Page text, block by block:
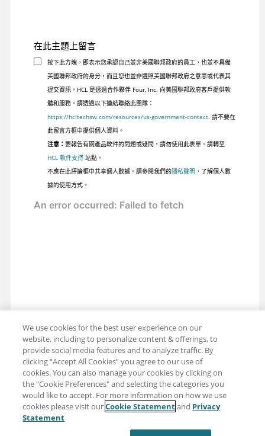
在此主題上留言
按下此方塊，即表示您承認自己並非美國聯邦政府的員工，也並不具備
美國聯邦政府的身分，而且您也並非遵照美國聯邦政府之意思或代表其
提交資訊。HCL 是透過合作夥伴 Four, Inc. 向美國聯邦政府客戶提供軟
體和服務。請透過以下連結聯絡此團隊：
https://hcltechsw.com/resources/us-government-contact. 請不要在
此留言方框中提供個人資料。
注意： 要報告有關產品軟件的問題或疑問，請勿使用此表單。請轉至
HCL 軟件支持站點。
不應在此評論框中共享個人數據。請參閱我們的隱私聲明，了解個人數
據的使用方式。
分享：電子郵件
推特
使用條款
We use cookies for the best user experience on our
website, including to personalize content & offerings, to
provide social media features and to analyze traffic. By
clicking “Accept All Cookies” you agree to our use of
cookies. You can also manage your cookies by clicking on
the "Cookie Preferences" and selecting the categories you
would like to accept. For more information on how we use
cookies please visit ourCookie Statementand Privacy
Statement